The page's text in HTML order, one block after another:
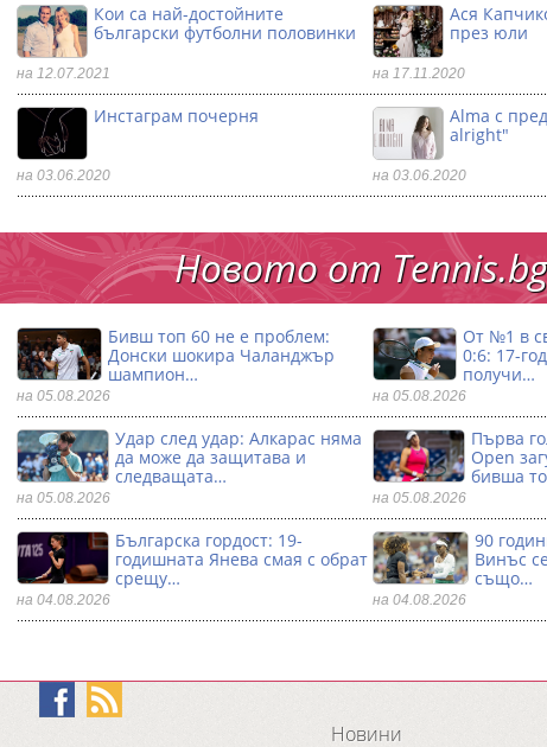
Кои са най-достойните
български футболни половинки
на 12.07.2021
Ася
през юли
на 17.11.2020
Инстаграм почерня
на 03.06.2020
Alma с
alright"
на 03.06.2020
Новото от Тennis.bg
Бивш топ 60 не е проблем:
Донски шокира Чаланджър
шампион…
на 05.08.2026
От №1 в
0:6: 17-
получи…
на 05.08.2026
Удар след удар: Алкарас няма
да може да защитава и
следващата…
на 05.08.2026
Първа
Open
бивша
на 05.08.2026
Българска гордост: 19-
годишната Янева смая с обрат
срещу…
на 04.08.2026
90
Винъс
също…
на 04.08.2026
Новини